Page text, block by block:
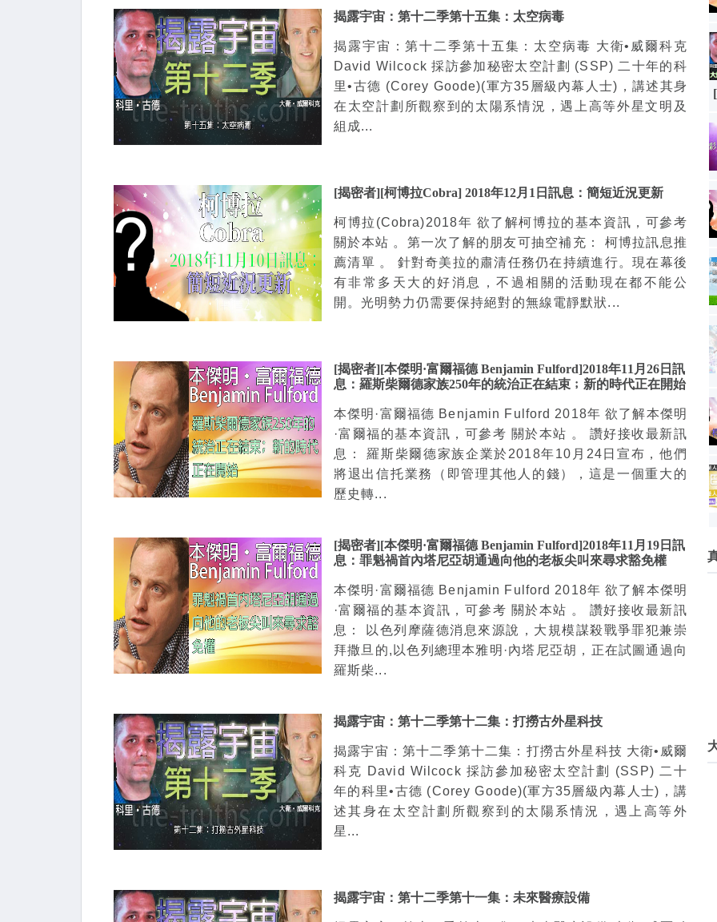
揭露宇宙：第十二季第十五集：太空病毒
揭露宇宙：第十二季第十五集：太空病毒 大衛•威爾科克
David Wilcock 採訪參加秘密太空計劃 (SSP) 二十年的科
里•古德 (Corey Goode)(軍方35層級內幕人士)，講述其身
在太空計劃所觀察到的太陽系情況，遇上高等外星文明及
組成...
[揭密者][柯博拉Cobra] 2018年12月1日訊息：簡短近況更新
柯博拉(Cobra)2018年 欲了解柯博拉的基本資訊，可參考
關於本站 。第一次了解的朋友可抽空補充： 柯博拉訊息推
薦清單 。 針對奇美拉的肅清任務仍在持續進行。現在幕後
有非常多天大的好消息，不過相關的活動現在都不能公
開。光明勢力仍需要保持絕對的無線電靜默狀...
[揭密者][本傑明·富爾福德 Benjamin Fulford]2018年11月26日訊
息：羅斯柴爾德家族250年的統治正在結束﹔新的時代正在開始
本傑明·富爾福德 Benjamin Fulford 2018年 欲了解本傑明
·富爾福的基本資訊，可參考 關於本站 。 讚好接收最新訊
息： 羅斯柴爾德家族企業於2018年10月24日宣布，他們
將退出信托業務（即管理其他人的錢），這是一個重大的
歷史轉...
[揭密者][本傑明·富爾福德 Benjamin Fulford]2018年11月19日訊
息：罪魁禍首內塔尼亞胡通過向他的老板尖叫來尋求豁免權
本傑明·富爾福德 Benjamin Fulford 2018年 欲了解本傑明
·富爾福的基本資訊，可參考 關於本站 。 讚好接收最新訊
息： 以色列摩薩德消息來源說，大規模謀殺戰爭罪犯兼崇
拜撒旦的,以色列總理本雅明·內塔尼亞胡，正在試圖通過向
羅斯柴...
揭露宇宙：第十二季第十二集：打撈古外星科技
揭露宇宙：第十二季第十二集：打撈古外星科技 大衛•威爾
科克 David Wilcock 採訪參加秘密太空計劃 (SSP) 二十
年的科里•古德 (Corey Goode)(軍方35層級內幕人士)，講
述其身在太空計劃所觀察到的太陽系情況，遇上高等外
星...
揭露宇宙：第十二季第十一集：未來醫療設備